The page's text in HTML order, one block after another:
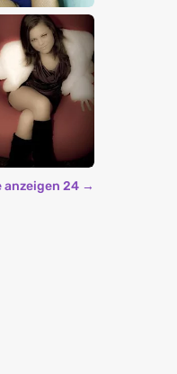
anzeigen 24 →